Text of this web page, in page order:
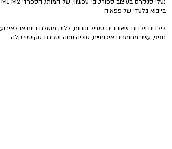
נעלי סניקרס בעיצוב ספורטיבי-עכשווי, של המותג הספרדי M1-M2
בייבוא בלעדי של פפאיה
לילדים וילדות שאוהבים סטייל ונוחות, ללוק מושלם ביום או לאירוע
חגיגי, עשוי מחומרים איכותיים, סוליה נוחה וסגירת סקוטש קלה